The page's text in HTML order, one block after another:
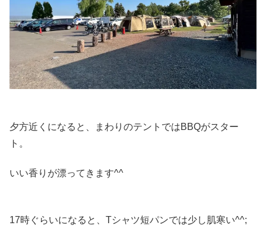
夕方近くになると、まわりのテントではBBQがスター
ト。
いい香りが漂ってきます^^
17時ぐらいになると、Tシャツ短パンでは少し肌寒い^^;